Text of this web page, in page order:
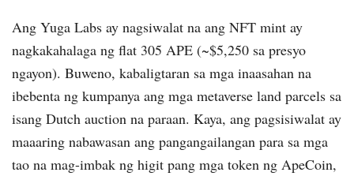
Ang Yuga Labs ay nagsiwalat na ang NFT mint ay
nagkakahalaga ng flat 305 APE (~$5,250 sa presyo
ngayon). Buweno, kabaligtaran sa mga inaasahan na
ibebenta ng kumpanya ang mga metaverse land parcels sa
isang Dutch auction na paraan. Kaya, ang pagsisiwalat ay
maaaring nabawasan ang pangangailangan para sa mga
tao na mag-imbak ng higit pang mga token ng ApeCoin,